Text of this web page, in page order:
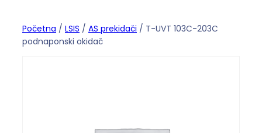
Početna / LSIS / AS prekidači / T-UVT 103C-203C
podnaponski okidač